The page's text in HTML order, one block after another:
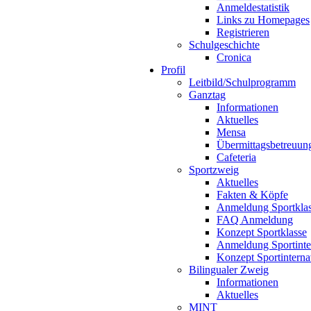
Anmeldestatistik
Links zu Homepages
Registrieren
Schulgeschichte
Cronica
Profil
Leitbild/Schulprogramm
Ganztag
Informationen
Aktuelles
Mensa
Cafeteria
Sportzweig
Aktuelles
Fakten & Köpfe
Anmeldung
FAQ Anmeldung
Konzept Sportklasse
Anmeldung
Konzept
Bilingualer Zweig
Informationen
Aktuelles
MINT